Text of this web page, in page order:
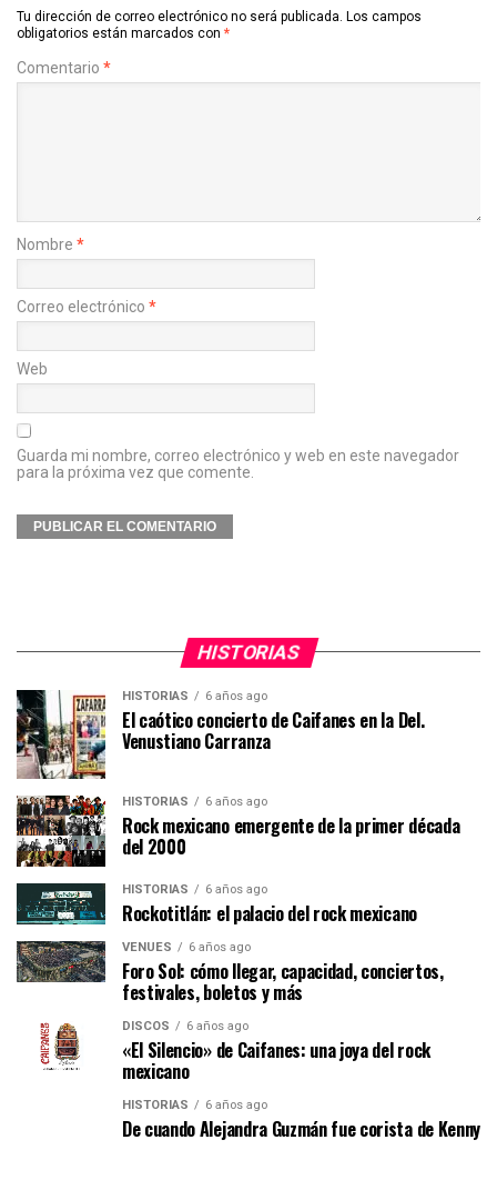
Tu dirección de correo electrónico no será publicada. Los campos
obligatorios están marcados con *
Comentario *
Nombre *
Correo electrónico *
Web
Guarda mi nombre, correo electrónico y web en este navegador
para la próxima vez que comente.
HISTORIAS
HISTORIAS 6 años ago
El caótico concierto de Caifanes en la Del.
Venustiano Carranza
HISTORIAS 6 años ago
Rock mexicano emergente de la primer década
del 2000
HISTORIAS 6 años ago
Rockotitlán: el palacio del rock mexicano
VENUES 6 años ago
Foro Sol: cómo llegar, capacidad, conciertos,
festivales, boletos y más
DISCOS 6 años ago
«El Silencio» de Caifanes: una joya del rock
mexicano
HISTORIAS 6 años ago
De cuando Alejandra Guzmán fue corista de Kenny